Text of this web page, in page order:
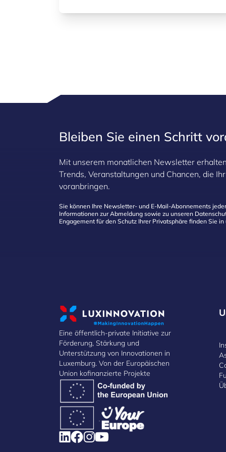
Bleiben Sie einen Schritt
Mit unserem monatlichen Newsletter
Trends, Veranstaltungen und Chancen, die
voranbringen.
Sie können Ihre Newsletter- und E-Mail-Abonnements
Informationen zur Abmeldung sowie zu unseren
Engagement für den Schutz Ihrer Privatsphäre finden Sie in
Eine öffentlich-private Initiative zur
Förderung, Stärkung und
Unterstützung von Innovationen in
Luxemburg. Von der Europäischen
Union kofinanzierte Projekte